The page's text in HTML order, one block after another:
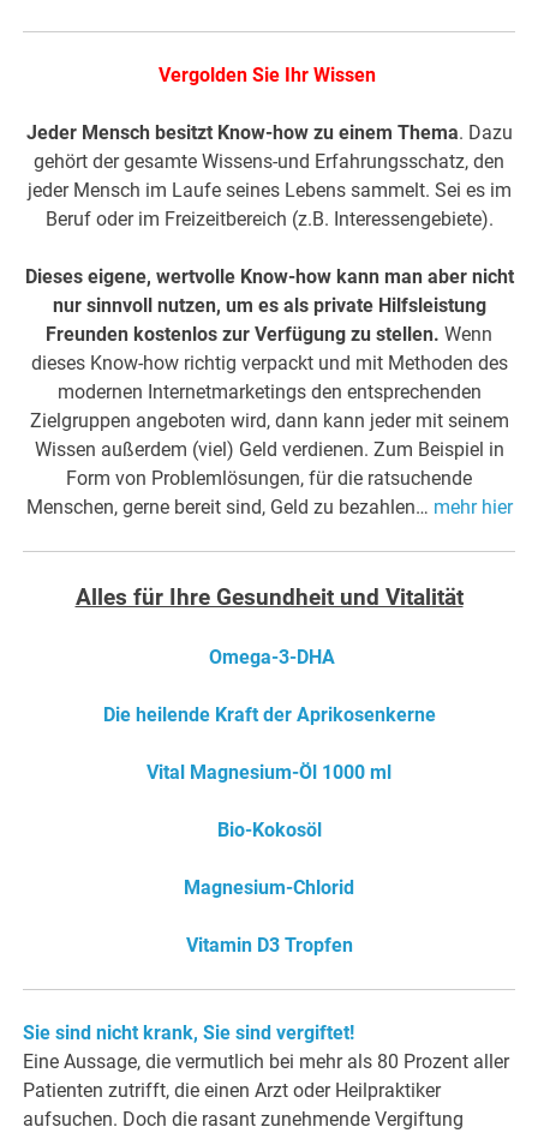
Vergolden Sie Ihr Wissen
Jeder Mensch besitzt Know-how zu einem Thema. Dazu
gehört der gesamte Wissens-und Erfahrungsschatz, den
jeder Mensch im Laufe seines Lebens sammelt. Sei es im
Beruf oder im Freizeitbereich (z.B. Interessengebiete).
Dieses eigene, wertvolle Know-how kann man aber nicht
nur sinnvoll nutzen, um es als private Hilfsleistung
Freunden kostenlos zur Verfügung zu stellen. Wenn
dieses Know-how richtig verpackt und mit Methoden des
modernen Internetmarketings den entsprechenden
Zielgruppen angeboten wird, dann kann jeder mit seinem
Wissen außerdem (viel) Geld verdienen. Zum Beispiel in
Form von Problemlösungen, für die ratsuchende
Menschen, gerne bereit sind, Geld zu bezahlen… mehr hier
Alles für Ihre Gesundheit und Vitalität
Omega-3-DHA
Die heilende Kraft der Aprikosenkerne
Vital Magnesium-Öl 1000 ml
Bio-Kokosöl
Magnesium-Chlorid
Vitamin D3 Tropfen
Sie sind nicht krank, Sie sind vergiftet!
Eine Aussage, die vermutlich bei mehr als 80 Prozent aller
Patienten zutrifft, die einen Arzt oder Heilpraktiker
aufsuchen. Doch die rasant zunehmende Vergiftung